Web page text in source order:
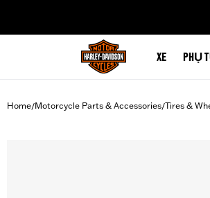
XE PHỤ
Home/Motorcycle Parts & Accessories/Tires &